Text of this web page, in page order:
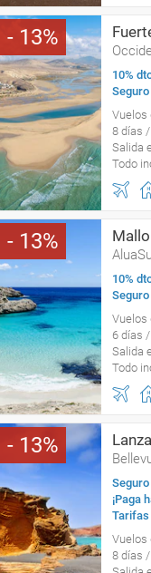
13
10%
Vuelos
8 días
Salida
Todo
13
10%
Vuelos
6 días
Salida
Todo
13
¡Paga
Tarifas
Vuelos
8 días